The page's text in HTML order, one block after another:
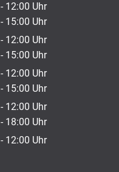
- 12:00 Uhr
Von 08:00 bis 12:00 Uhr
- 15:00 Uhr
Von 13:30 bis 15:00 Uhr
- 12:00 Uhr
Von 08:00 bis 12:00 Uhr
- 15:00 Uhr
Von 13:30 bis 15:00 Uhr
- 12:00 Uhr
Von 08:00 bis 12:00 Uhr
- 15:00 Uhr
Von 13:30 bis 15:00 Uhr
- 12:00 Uhr
Von 08:00 bis 12:00 Uhr
- 18:00 Uhr
Von 13:30 bis 18:00 Uhr
- 12:00 Uhr